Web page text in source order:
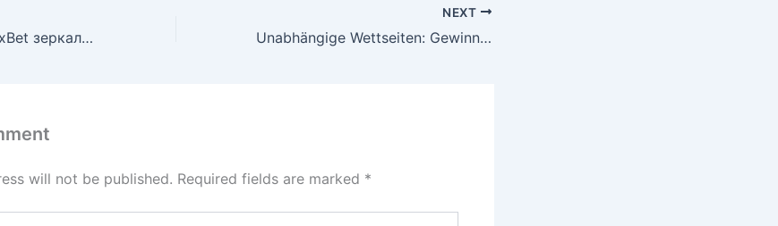
Как использовать 1xBet зеркало для прямой загрузки клиента?
NEXT
Unabhängige Wettseiten: Gewinnchancen ohne OASIS steigern
will not be published. Required fields are marked *